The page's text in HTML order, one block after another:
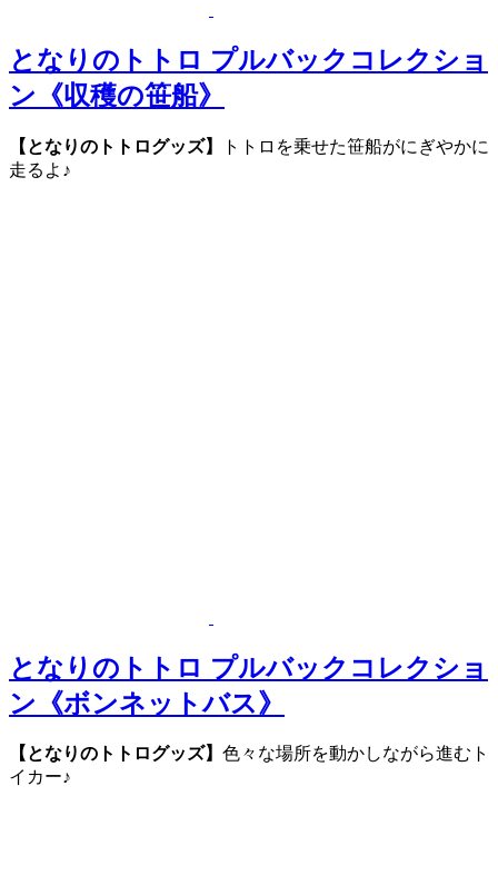
となりのトトロ プルバックコレクショ
ン《収穫の笹船》
【となりのトトログッズ】
トトロを乗せた笹船がにぎやかに
走るよ♪
となりのトトロ プルバックコレクショ
ン《ボンネットバス》
【となりのトトログッズ】 色々な場所を動かしながら進むト
イカー♪